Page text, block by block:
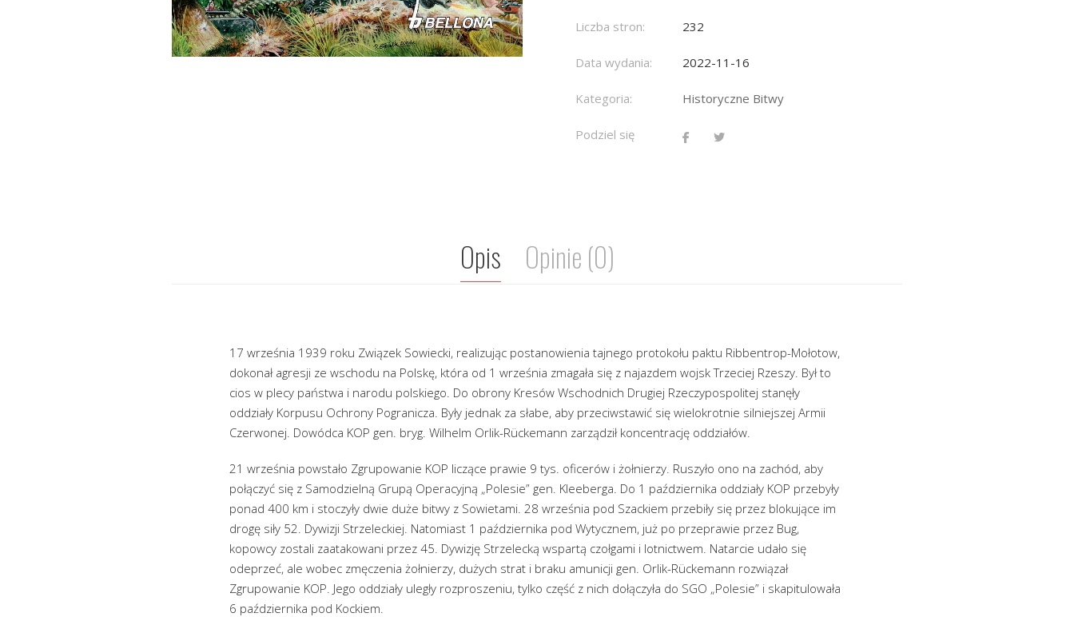
Liczba stron: 232
Data wydania: 2022-11-16
Kategoria: Historyczne Bitwy
Podziel się
Opis Opinie (0)
17 września 1939 roku Związek Sowiecki, realizując postanowienia tajnego protokołu paktu Ribbentrop-Mołotow,
dokonał agresji ze wschodu na Polskę, która od 1 września zmagała się z najazdem wojsk Trzeciej Rzeszy. Był to
cios w plecy państwa i narodu polskiego. Do obrony Kresów Wschodnich Drugiej Rzeczypospolitej stanęły
oddziały Korpusu Ochrony Pogranicza. Były jednak za słabe, aby przeciwstawić się wielokrotnie silniejszej Armii
Czerwonej. Dowódca KOP gen. bryg. Wilhelm Orlik-Rückemann zarządził koncentrację oddziałów.
21 września powstało Zgrupowanie KOP liczące prawie 9 tys. oficerów i żołnierzy. Ruszyło ono na zachód, aby
połączyć się z Samodzielną Grupą Operacyjną „Polesie” gen. Kleeberga. Do 1 października oddziały KOP przebyły
ponad 400 km i stoczyły dwie duże bitwy z Sowietami. 28 września pod Szackiem przebiły się przez blokujące im
drogę siły 52. Dywizji Strzeleckiej. Natomiast 1 października pod Wytycznem, już po przeprawie przez Bug,
kopowcy zostali zaatakowani przez 45. Dywizję Strzelecką wspartą czołgami i lotnictwem. Natarcie udało się
odeprzeć, ale wobec zmęczenia żołnierzy, dużych strat i braku amunicji gen. Orlik-Rückemann rozwiązał
Zgrupowanie KOP. Jego oddziały uległy rozproszeniu, tylko część z nich dołączyła do SGO „Polesie” i skapitulowała
6 października pod Kockiem.